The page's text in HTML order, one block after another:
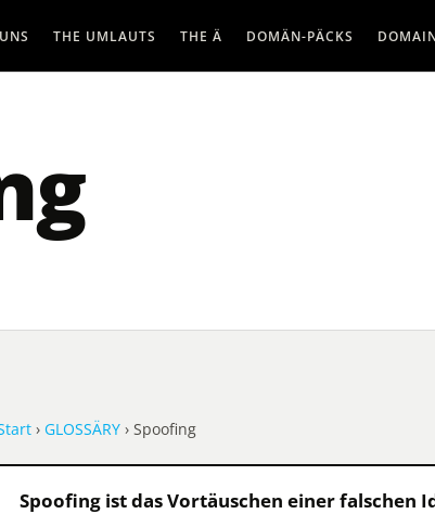
THE UMLAUTS THE Ä DOMÄN-PÄCKS
› GLOSSÄRY › Spoofing
Spoofing ist das Vortäuschen einer falschen